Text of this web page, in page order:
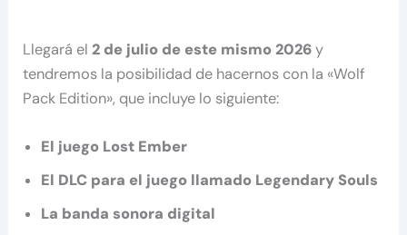
Llegará el2 de julio de este mismo 2026y
tendremos la posibilidad de hacernos con la «Wolf
Pack Edition», que incluye lo siguiente:
El juego Lost Ember
El DLC para el juego llamado Legendary Souls
La banda sonora digital